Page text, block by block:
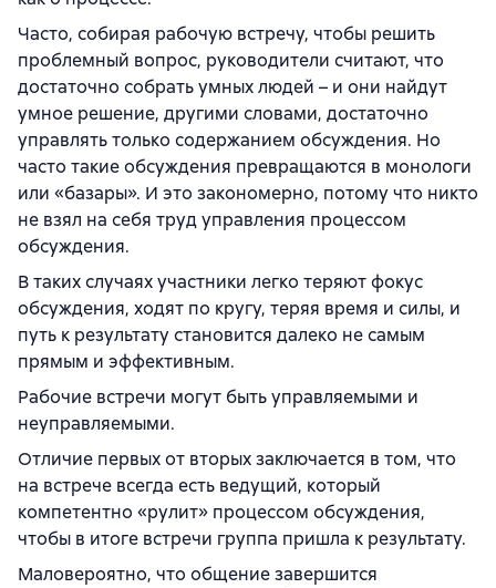
Часто, собирая рабочую встречу, чтобы решить
проблемный вопрос, руководители считают, что
достаточно собрать умных людей – и они найдут
умное решение, другими словами, достаточно
управлять только содержанием обсуждения. Но
часто такие обсуждения превращаются в монологи
или «базары». И это закономерно, потому что никто
не взял на себя труд управления процессом
обсуждения.
В таких случаях участники легко теряют фокус
обсуждения, ходят по кругу, теряя время и силы, и
путь к результату становится далеко не самым
прямым и эффективным.
Рабочие встречи могут быть управляемыми и
неуправляемыми.
Отличие первых от вторых заключается в том, что
на встрече всегда есть ведущий, который
компетентно «рулит» процессом обсуждения,
чтобы в итоге встречи группа пришла к результату.
Маловероятно, что общение завершится